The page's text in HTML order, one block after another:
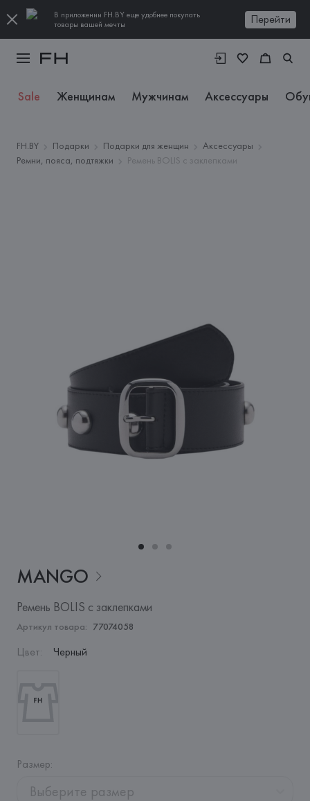
В приложении FH.BY еще удобнее покупать
товары вашей мечты
Перейти
Sale Женщинам Мужчинам Аксессуары
FH.BY Подарки Подарки для женщин
Аксессуары
Ремни, пояса, подтяжки
Ремень BOLIS с заклепками
MANGO
Ремень BOLIS с заклепками
Артикул товара: 77074058
Цвет: Черный
Размер:
Выберите размер